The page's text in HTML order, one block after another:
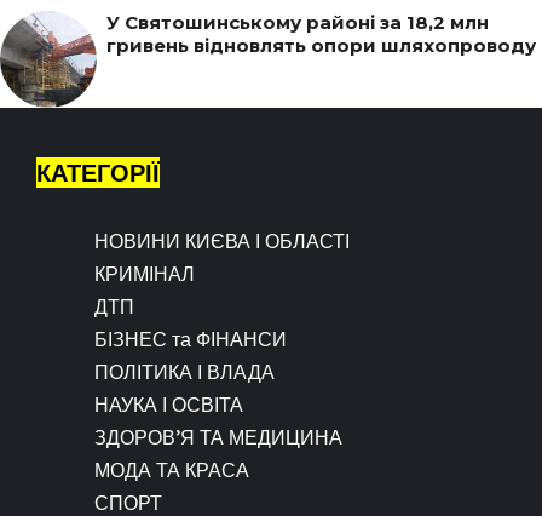
У Святошинському районі за 18,2 млн
гривень відновлять опори шляхопроводу
КАТЕГОРІЇ
НОВИНИ КИЄВА І ОБЛАСТІ
КРИМІНАЛ
ДТП
БІЗНЕС та ФІНАНСИ
ПОЛІТИКА І ВЛАДА
НАУКА І ОСВІТА
ЗДОРОВ’Я ТА МЕДИЦИНА
МОДА ТА КРАСА
СПОРТ